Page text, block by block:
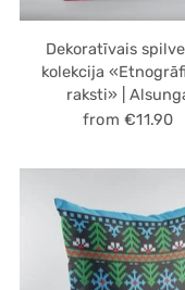
Dekoratīvais
kolekcija
raksti» |
from €11.90